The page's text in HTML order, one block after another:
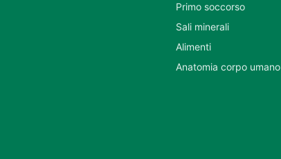
Primo soccorso
Sali minerali
Alimenti
Anatomia corpo umano